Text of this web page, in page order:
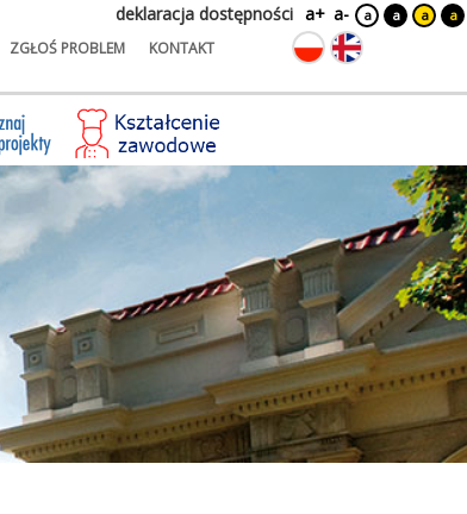
ZGŁOŚ PROBLEM KONTAKT
deklaracja dostępności a+ a- a a a a